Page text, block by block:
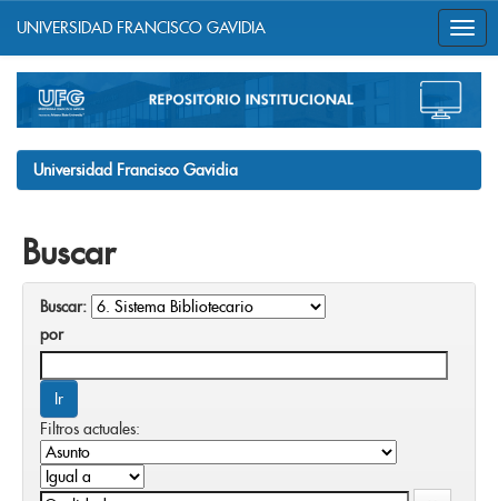
navigation
UNIVERSIDAD FRANCISCO GAVIDIA
Universidad Francisco Gavidia
Buscar
Buscar:
por
Filtros actuales: